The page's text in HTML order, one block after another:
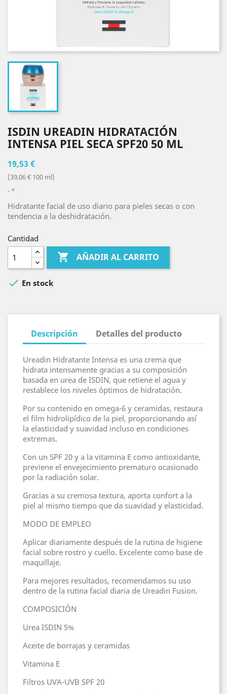
ISDIN UREADIN HIDRATACIÓN
INTENSA PIEL SECA SPF20 50 ML
19,53 €
(39,06 € 100 ml)
*
Hidratante facial de uso diario para pieles secas o con
tendencia a la deshidratación.
Cantidad
 AÑADIR AL CARRITO
 En stock
Descripción Detalles del producto
Ureadin Hidratante Intensa es una crema que
hidrata intensamente gracias a su composición
basada en urea de ISDIN, que retiene el agua y
restablece los niveles óptimos de hidratación.
Por su contenido en omega-6 y ceramidas, restaura
el film hidrolipídico de la piel, proporcionando así
la elasticidad y suavidad incluso en condiciones
extremas.
Con un SPF 20 y a la vitamina E como antioxidante,
previene el envejecimiento prematuro ocasionado
por la radiación solar.
Gracias a su cremosa textura, aporta confort a la
piel al mismo tiempo que da suavidad y elasticidad.
MODO DE EMPLEO
Aplicar diariamente después de la rutina de higiene
facial sobre rostro y cuello. Excelente como base de
maquillaje.
Para mejores resultados, recomendamos su uso
dentro de la rutina facial diaria de Ureadin Fusion.
COMPOSICIÓN
Urea ISDIN 5%
Aceite de borrajas y ceramidas
Vitamina E
Filtros UVA-UVB SPF 20